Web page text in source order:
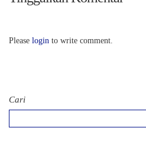
Please login to write comment.
Cari